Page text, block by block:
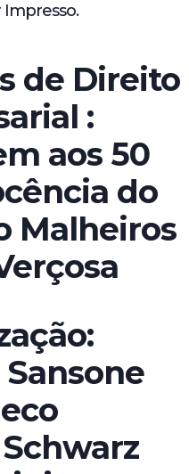
de Direito
:
aos 50
do
Malheiros